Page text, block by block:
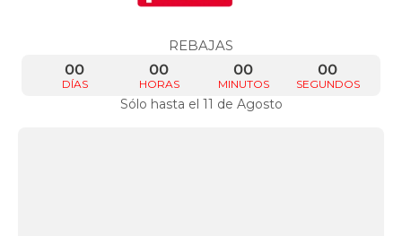
REBAJAS
DÍAS
00
HORAS
00
MINUTOS
00
SEGUNDOS
00
Sólo hasta el 11 de Agosto